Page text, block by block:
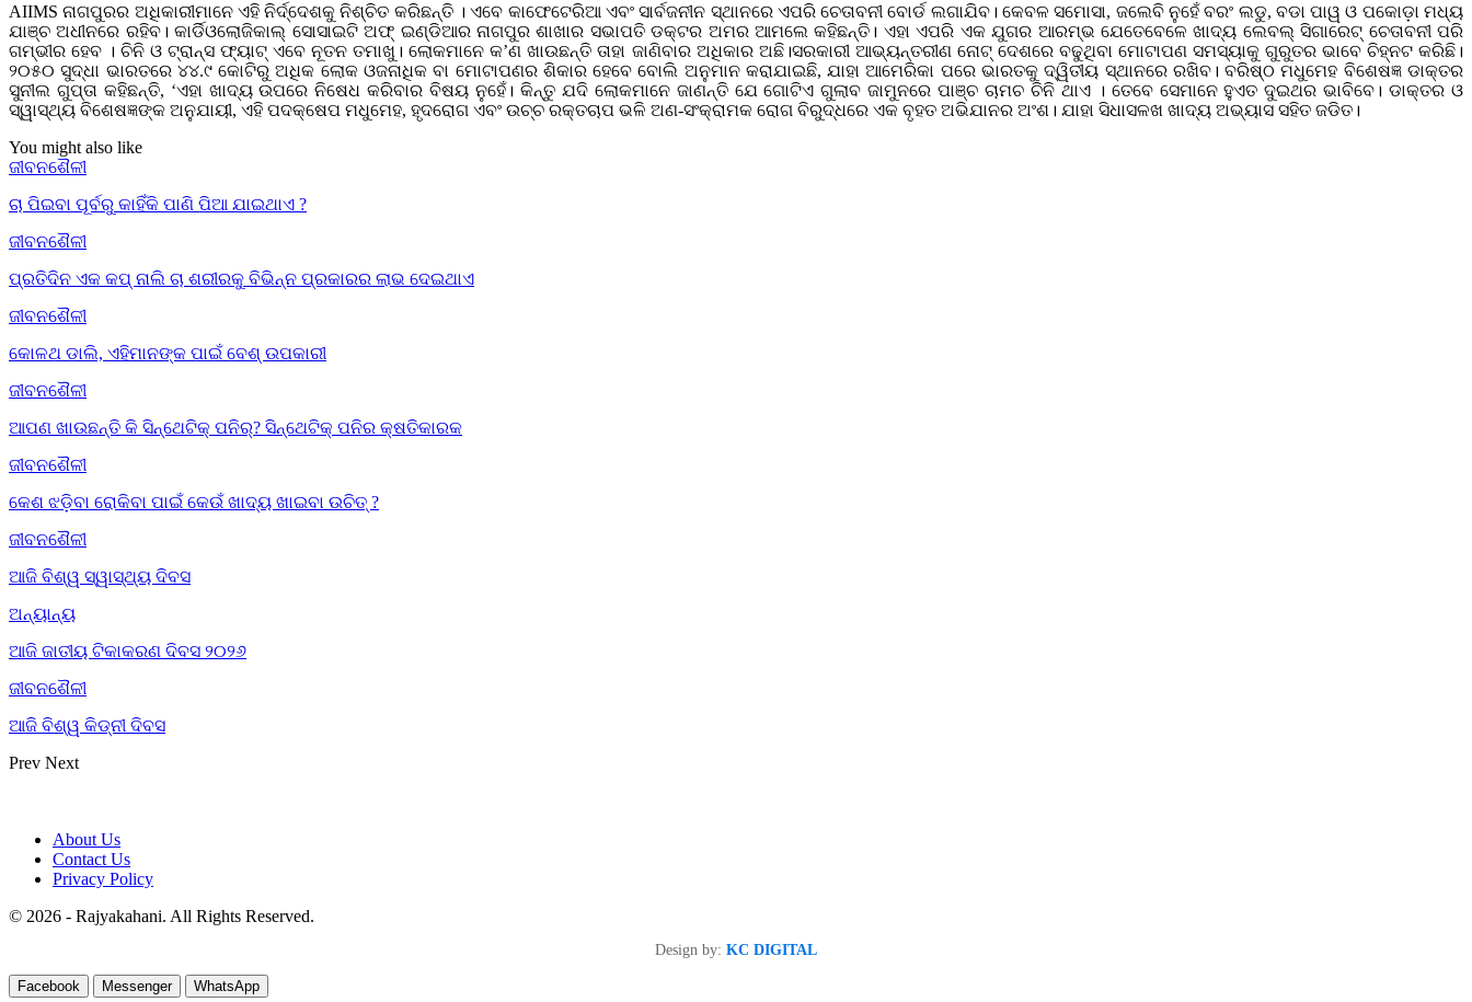
AIIMS ନାଗପୁରର ଅଧିକାରୀମାନେ ଏହି ନିର୍ଦ୍ଦେଶକୁ ନିଶ୍ଚିତ କରିଛନ୍ତି । ଏବେ କାଫେଟେରିଆ ଏବଂ ସାର୍ବଜନୀନ ସ୍ଥାନରେ ଏପରି ଚେତାବନୀ ବୋର୍ଡ ଲଗାଯିବ। କେବଳ ସମୋସା, ଜଲେବି ନୁହେଁ ବରଂ ଲଡୁ, ବଡା ପାୱ ଓ ପକୋଡ଼ା ମଧ୍ୟ
ଯାଞ୍ଚ ଅଧୀନରେ ରହିବ। କାର୍ଡିଓଲୋଜିକାଲ୍ ସୋସାଇଟି ଅଫ୍ ଇଣ୍ଡିଆର ନାଗପୁର ଶାଖାର ସଭାପତି ଡକ୍ଟର ଅମର ଆମଲେ କହିଛନ୍ତି। ଏହା ଏପରି ଏକ ଯୁଗର ଆରମ୍ଭ ଯେତେବେଳେ ଖାଦ୍ୟ ଲେବଲ୍ ସିଗାରେଟ୍ ଚେତାବନୀ ପରି
ଗମ୍ଭୀର ହେବ । ଚିନି ଓ ଟ୍ରାନ୍ସ ଫ୍ୟାଟ୍ ଏବେ ନୂତନ ତମାଖୁ। ଲୋକମାନେ କ’ଣ ଖାଉଛନ୍ତି ତାହା ଜାଣିବାର ଅଧିକାର ଅଛି।ସରକାରୀ ଆଭ୍ୟନ୍ତରୀଣ ନୋଟ୍‌ ଦେଶରେ ବଢୁଥିବା ମୋଟାପଣ ସମସ୍ୟାକୁ ଗୁରୁତର ଭାବେ ଚିହ୍ନଟ କରିଛି।
୨୦୫୦ ସୁଦ୍ଧା ଭାରତରେ ୪୪.୯ କୋଟିରୁ ଅଧିକ ଲୋକ ଓଜନାଧିକ ବା ମୋଟାପଣର ଶିକାର ହେବେ ବୋଲି ଅନୁମାନ କରାଯାଇଛି, ଯାହା ଆମେରିକା ପରେ ଭାରତକୁ ଦ୍ୱିତୀୟ ସ୍ଥାନରେ ରଖିବ। ବରିଷ୍ଠ ମଧୁମେହ ବିଶେଷଜ୍ଞ ଡାକ୍ତର
ସୁନୀଲ ଗୁପ୍ତା କହିଛନ୍ତି, ‘ଏହା ଖାଦ୍ୟ ଉପରେ ନିଷେଧ କରିବାର ବିଷୟ ନୁହେଁ। କିନ୍ତୁ ଯଦି ଲୋକମାନେ ଜାଣନ୍ତି ଯେ ଗୋଟିଏ ଗୁଲାବ ଜାମୁନରେ ପାଞ୍ଚ ଚାମଚ ଚିନି ଥାଏ । ତେବେ ସେମାନେ ହୁଏତ ଦୁଇଥର ଭାବିବେ। ଡାକ୍ତର ଓ
ସ୍ୱାସ୍ଥ୍ୟ ବିଶେଷଜ୍ଞଙ୍କ ଅନୁଯାୟୀ, ଏହି ପଦକ୍ଷେପ ମଧୁମେହ, ହୃଦରୋଗ ଏବଂ ଉଚ୍ଚ ରକ୍ତଚାପ ଭଳି ଅଣ-ସଂକ୍ରାମକ ରୋଗ ବିରୁଦ୍ଧରେ ଏକ ବୃହତ ଅଭିଯାନର ଅଂଶ। ଯାହା ସିଧାସଳଖ ଖାଦ୍ୟ ଅଭ୍ୟାସ ସହିତ ଜଡିତ।
You might also like
ଜୀବନଶୈଳୀ
ଚା ପିଇବା ପୂର୍ବରୁ କାହିଁକି ପାଣି ପିଆ ଯାଇଥାଏ ?
ଜୀବନଶୈଳୀ
ପ୍ରତିଦିନ ଏକ କପ୍ ନାଲି ଚା ଶରୀରକୁ ବିଭିନ୍ନ ପ୍ରକାରର ଲାଭ ଦେଇଥାଏ
ଜୀବନଶୈଳୀ
କୋଳଥ ଡାଲି, ଏହିମାନଙ୍କ ପାଇଁ ବେଶ୍‌ ଉପକାରୀ
ଜୀବନଶୈଳୀ
ଆପଣ ଖାଉଛନ୍ତି କି ସିନ୍ଥେଟିକ୍ ପନିର୍? ସିନ୍ଥେଟିକ୍‌ ପନିର କ୍ଷତିକାରକ
ଜୀବନଶୈଳୀ
କେଶ ଝଡ଼ିବା ରୋକିବା ପାଇଁ କେଉଁ ଖାଦ୍ୟ ଖାଇବା ଉଚିତ୍ ?
ଜୀବନଶୈଳୀ
ଆଜି ବିଶ୍ୱ ସ୍ୱାସ୍ଥ୍ୟ ଦିବସ
ଅନ୍ୟାନ୍ୟ
ଆଜି ଜାତୀୟ ଟିକାକରଣ ଦିବସ ୨୦୨୬
ଜୀବନଶୈଳୀ
ଆଜି ବିଶ୍ୱ କିଡ୍‌ନୀ ଦିବସ
Prev Next
About Us
Contact Us
Privacy Policy
© 2026 - Rajyakahani. All Rights Reserved.
Design by: KC DIGITAL
Facebook Messenger WhatsApp